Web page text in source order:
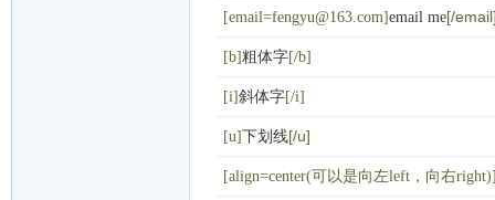
[email=fengyu@163.com]email me[/
[b]粗体字[/b]
[i]斜体字[/i]
[u]下划线[/u]
[align=center(可以是向左left，向右